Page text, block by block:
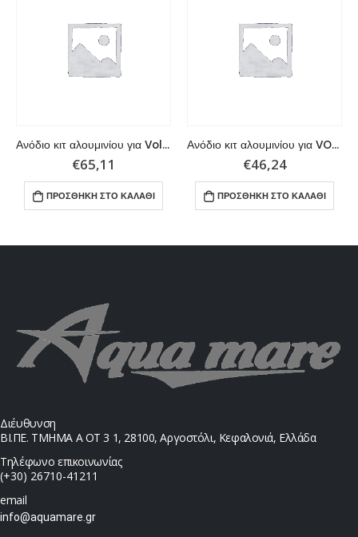
Ανόδιο κιτ αλουμινίου για Volvo Elica 3 Pale
€65,11
ΠΡΟΣΘΉΚΗ ΣΤΟ ΚΑΛΆΘΙ
Ανόδιο κιτ αλουμινίου για VOLVO SXA/DPSA
€46,24
ΠΡΟΣΘΉΚΗ ΣΤΟ ΚΑΛΆΘΙ
Διέυθυνση
ΒΙ.ΠΕ. ΤΜΗΜΑ Α ΟΤ 3 1, 28100, Αργοστόλι, Κεφαλονιά, Ελλάδα
Τηλέφωνο επικοινωνίας
(+30) 26710-41211
email
info@aquamare.gr